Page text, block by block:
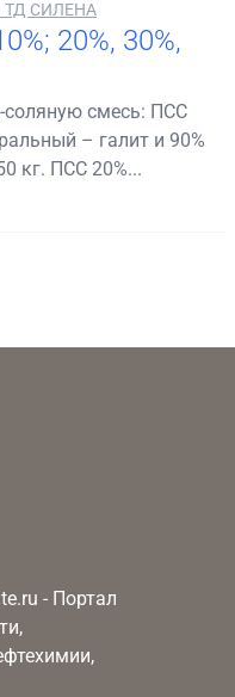
ТД СИЛЕНА
20%, 30%,
соляную смесь: ПСС
– галит и 90%
кг. ПСС 20%...
- Портал